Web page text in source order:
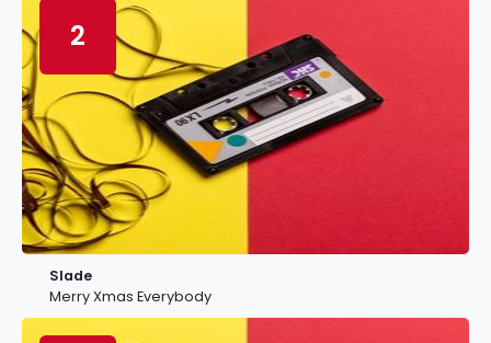
2
Slade
Merry Xmas Everybody